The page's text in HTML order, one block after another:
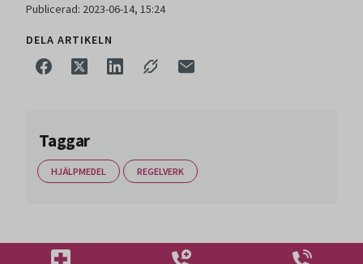
Publicerad: 2023-06-14, 15:24
DELA ARTIKELN
Taggar
HJÄLPMEDEL REGELVERK